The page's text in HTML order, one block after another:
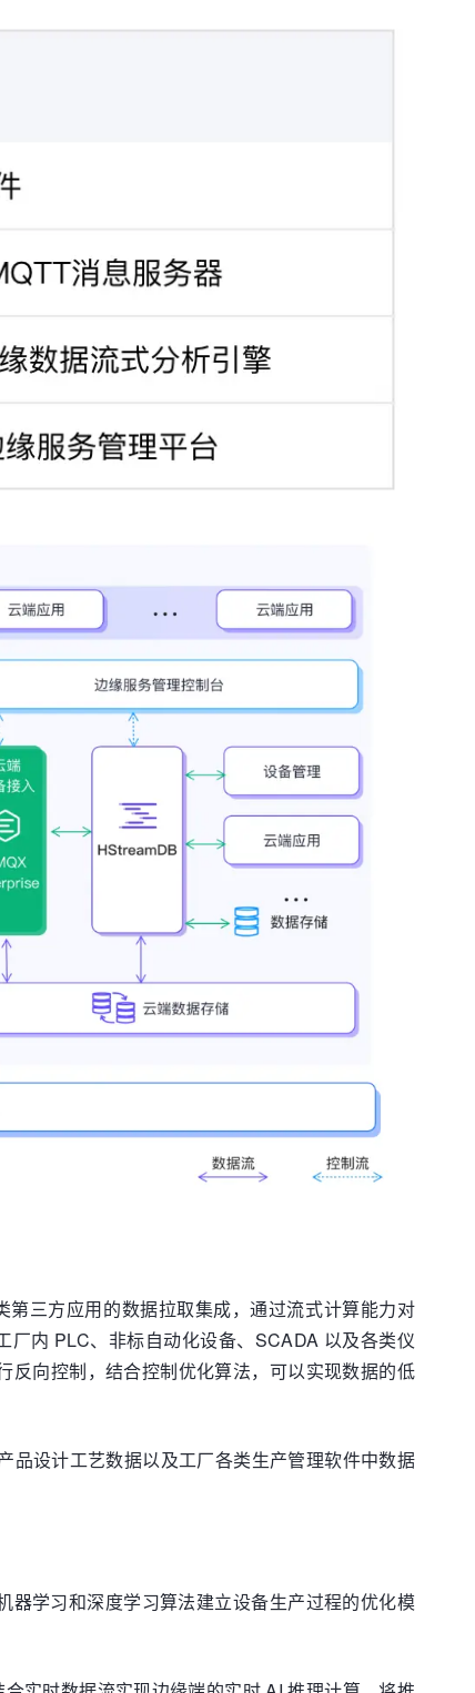
三方应用的数据拉取集成，通过流式计算能力对
厂内 PLC、非标自动化设备、SCADA 以及各类仪
向控制，结合控制优化算法，可以实现数据的低
品设计工艺数据以及工厂各类生产管理软件中数据
学习和深度学习算法建立设备生产过程的优化模